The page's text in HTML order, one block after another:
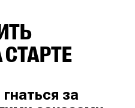
гнаться за